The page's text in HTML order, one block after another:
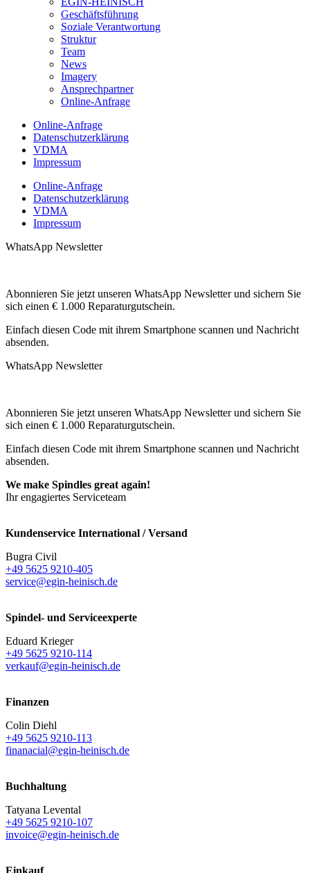
Geschäftsführung
Soziale Verantwortung
Struktur
Team
News
Imagery
Ansprechpartner
Online-Anfrage
Online-Anfrage
Datenschutzerklärung
VDMA
Impressum
Online-Anfrage
Datenschutzerklärung
VDMA
Impressum
WhatsApp Newsletter
Abonnieren Sie jetzt unseren WhatsApp Newsletter und sichern Sie
sich einen € 1.000 Reparaturgutschein.
Einfach diesen Code mit ihrem Smartphone scannen und Nachricht
absenden.
WhatsApp Newsletter
Abonnieren Sie jetzt unseren WhatsApp Newsletter und sichern Sie
sich einen € 1.000 Reparaturgutschein.
Einfach diesen Code mit ihrem Smartphone scannen und Nachricht
absenden.
We make Spindles great again!
Ihr engagiertes Serviceteam
Kundenservice International / Versand
Bugra Civil
+49 5625 9210-405
service@egin-heinisch.de
Spindel- und Serviceexperte
Eduard Krieger
+49 5625 9210-114
verkauf@egin-heinisch.de
Finanzen
Colin Diehl
+49 5625 9210-113
finanacial@egin-heinisch.de
Buchhaltung
Tatyana Levental
+49 5625 9210-107
invoice@egin-heinisch.de